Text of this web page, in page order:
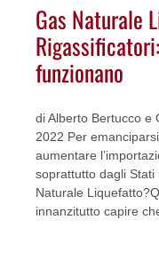
Gas Naturale
funzionano
di Alberto Bertucco e
2022 Per
aumentare
soprattutto dagli
Naturale
innanzitutto capire